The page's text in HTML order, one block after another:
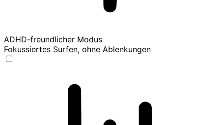
ADHD-freundlicher Modus
Fokussiertes Surfen, ohne Ablenkungen